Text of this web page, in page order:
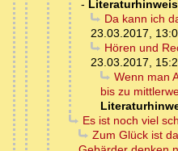
- Literaturhinweis
Da kann ich
23.03.2017,
Hören und
23.03.2017,
Wenn man
bis zu
Es ist noch viel
Zum Glück ist